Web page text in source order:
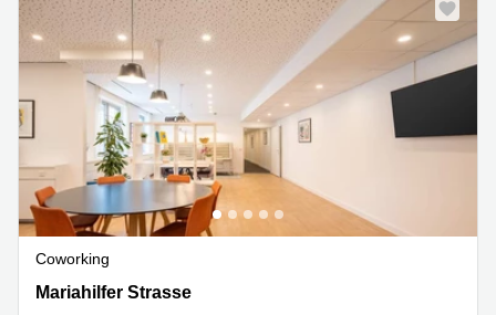
Coworking
Mariahilfer Strasse 123 / 3,3. OG, Wien
Mariahilfer Strasse